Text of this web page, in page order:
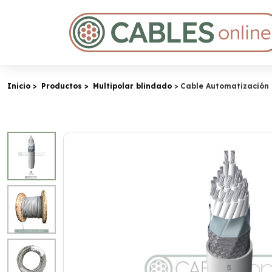
Inicio Productos Multipolar blindado Cable Automatización